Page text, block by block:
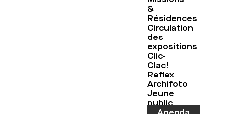
&
Résidences
Circulation
des
expositions
Clic-
Clac!
Reflex
Archifoto
Jeune
public